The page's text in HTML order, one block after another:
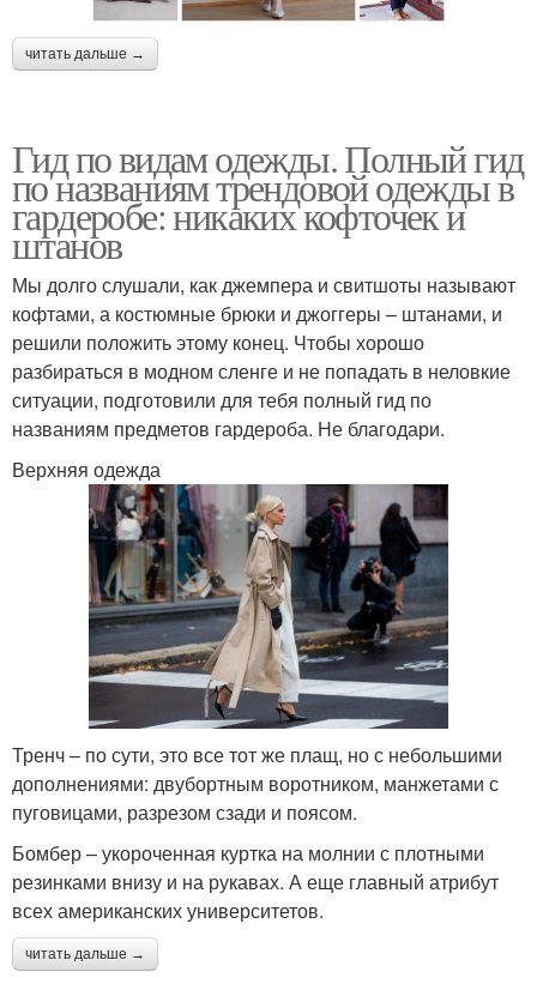
читать дальше →
Гид по видам одежды. Полный гид
по названиям трендовой одежды в
гардеробе: никаких кофточек и
штанов
Мы долго слушали, как джемпера и свитшоты называют
кофтами, а костюмные брюки и джоггеры – штанами, и
решили положить этому конец. Чтобы хорошо
разбираться в модном сленге и не попадать в неловкие
ситуации, подготовили для тебя полный гид по
названиям предметов гардероба. Не благодари.
Верхняя одежда
Тренч – по сути, это все тот же плащ, но с небольшими
дополнениями: двубортным воротником, манжетами с
пуговицами, разрезом сзади и поясом.
Бомбер – укороченная куртка на молнии с плотными
резинками внизу и на рукавах. А еще главный атрибут
всех американских университетов.
читать дальше →